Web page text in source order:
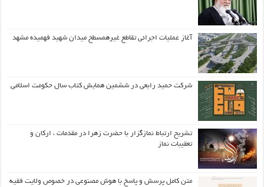
آغاز عملیات اجرائی تقاطع غیرهمسطح میدان شهید فهمیده مشهد
شرکت حمید رابعی در ششمین همایش کتاب سال حکومت اسلامی
تشریح ارتباط نمازگزار با حضرت زهرا در مقدمات ، ارکان و
تعقیبات نماز
متن کامل پرسش و پاسخ با هوش مصنوعی در خصوص ولایت فقیه